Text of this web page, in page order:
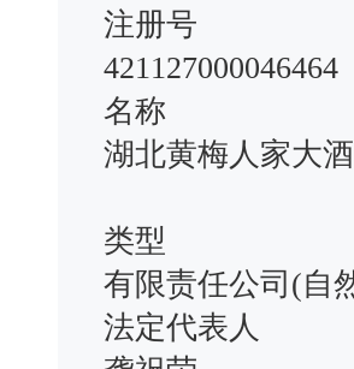
注册号
421127000046464
名称
湖北黄梅人家大
类型
有限责任公司(自
法定代表人